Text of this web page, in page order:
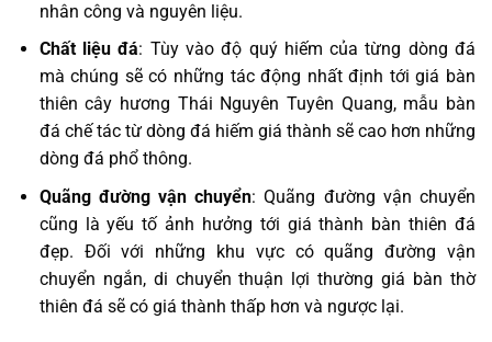
nhân công và nguyên liệu.
Chất liệu đá: Tùy vào độ quý hiếm của từng dòng đá
mà chúng sẽ có những tác động nhất định tới giá bàn
thiên cây hương Thái Nguyên Tuyên Quang, mẫu bàn
đá chế tác từ dòng đá hiếm giá thành sẽ cao hơn những
dòng đá phổ thông.
Quãng đường vận chuyển: Quãng đường vận chuyển
cũng là yếu tố ảnh hưởng tới giá thành bàn thiên đá
đẹp. Đối với những khu vực có quãng đường vận
chuyển ngắn, di chuyển thuận lợi thường giá bàn thờ
thiên đá sẽ có giá thành thấp hơn và ngược lại.